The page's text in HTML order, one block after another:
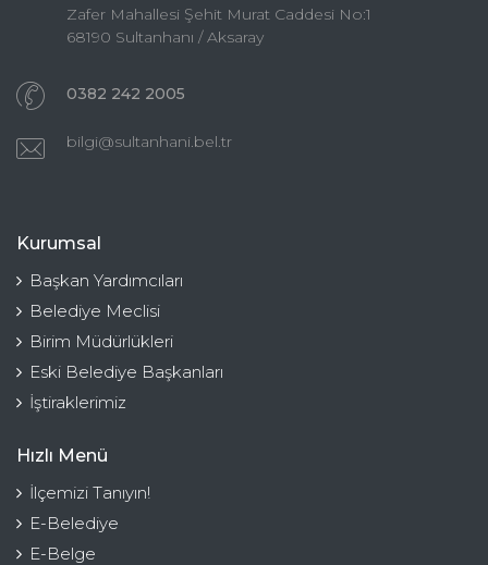
Zafer Mahallesi Şehit Murat Caddesi No:1
68190 Sultanhanı / Aksaray
0382 242 2005
bilgi@sultanhani.bel.tr
Kurumsal
Başkan Yardımcıları
Belediye Meclisi
Birim Müdürlükleri
Eski Belediye Başkanları
İştiraklerimiz
Hızlı Menü
İlçemizi Tanıyın!
E-Belediye
E-Belge